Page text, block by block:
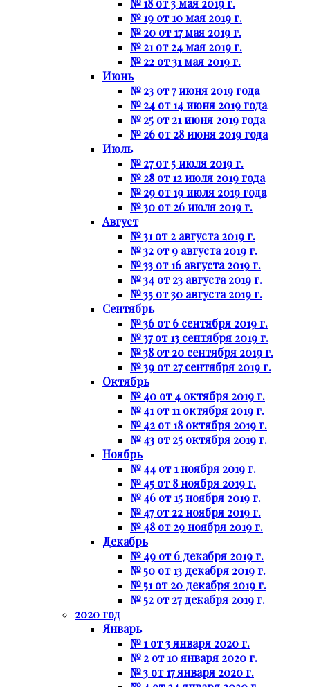
№ 18 от 3 мая 2019 г.
№ 19 от 10 мая 2019 г.
№ 20 от 17 мая 2019 г.
№ 21 от 24 мая 2019 г.
№ 22 от 31 мая 2019 г.
Июнь
№ 23 от 7 июня 2019 года
№ 24 от 14 июня 2019 года
№ 25 от 21 июня 2019 года
№ 26 от 28 июня 2019 года
Июль
№ 27 от 5 июля 2019 г.
№ 28 от 12 июля 2019 года
№ 29 от 19 июля 2019 года
№ 30 от 26 июля 2019 г.
Август
№ 31 от 2 августа 2019 г.
№ 32 от 9 августа 2019 г.
№ 33 от 16 августа 2019 г.
№ 34 от 23 августа 2019 г.
№ 35 от 30 августа 2019 г.
Сентябрь
№ 36 от 6 сентября 2019 г.
№ 37 от 13 сентября 2019 г.
№ 38 от 20 сентября 2019 г.
№ 39 от 27 сентября 2019 г.
Октябрь
№ 40 от 4 октября 2019 г.
№ 41 от 11 октября 2019 г.
№ 42 от 18 октября 2019 г.
№ 43 от 25 октября 2019 г.
Ноябрь
№ 44 от 1 ноября 2019 г.
№ 45 от 8 ноября 2019 г.
№ 46 от 15 ноября 2019 г.
№ 47 от 22 ноября 2019 г.
№ 48 от 29 ноября 2019 г.
Декабрь
№ 49 от 6 декабря 2019 г.
№ 50 от 13 декабря 2019 г.
№ 51 от 20 декабря 2019 г.
№ 52 от 27 декабря 2019 г.
2020 год
Январь
№ 1 от 3 января 2020 г.
№ 2 от 10 января 2020 г.
№ 3 от 17 января 2020 г.